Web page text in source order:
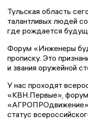
Тульская область
талантливых людей
где рождается
Форум «Инженеры
прописку. Это
и звания оружейной
У нас проходят
«КВН.Первые»,
статус